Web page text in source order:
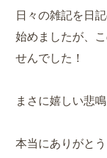
日々の雑記を日
始めましたが、
せんでした！
まさに嬉しい悲
本当にありがとう